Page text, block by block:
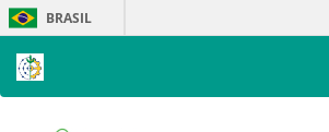
Skip
navigation
BRASIL